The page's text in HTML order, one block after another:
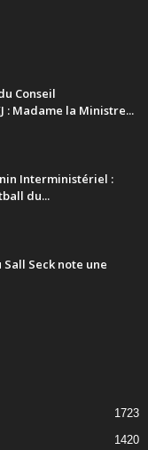
Conseil
: Madame la Ministre...
Interministériel :
du...
Sall Seck note une
1723
1420